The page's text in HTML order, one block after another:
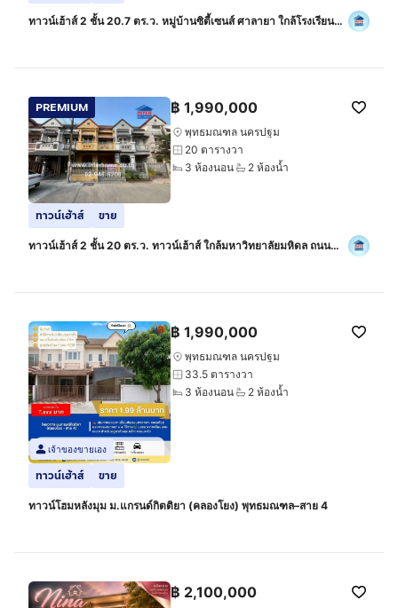
ทาวน์เฮ้าส์ 2 ชั้น 20.7 ตร.ว. หมู่บ้านซิตี้เซนส์ ศาลายา ใกล้โรงเรียน
PREMIUM ฿ 1,990,000
พุทธมณฑล นครปฐม
20 ตารางวา
3 ห้องนอน
2 ห้องน้ำ
ทาวน์เฮ้าส์ ขาย
ทาวน์เฮ้าส์ 2 ชั้น 20 ตร.ว. ทาวน์เฮ้าส์ ใกล้มหาวิทยาลัยมหิดล ถนน
เจ้าของขายเอง
฿ 1,990,000
พุทธมณฑล นครปฐม
33.5 ตารางวา
3 ห้องนอน
2 ห้องน้ำ
ทาวน์เฮ้าส์ ขาย
ทาวน์โฮมหลังมุม ม.แกรนด์กิตติยา (คลองโยง) พุทธมณฑล–สาย 4
฿ 2,100,000